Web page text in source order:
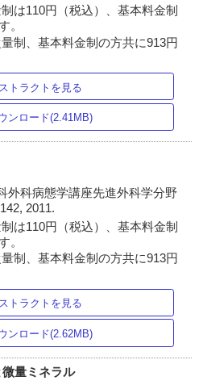
は110円（税込）、基本料金制
。
制、基本料金制の方共に913円
トラクトを見る
ンロード(2.41MB)
外科病態学講座先進外科学分野
2011.
は110円（税込）、基本料金制
。
制、基本料金制の方共に913円
トラクトを見る
ンロード(2.62MB)
量ミネラル